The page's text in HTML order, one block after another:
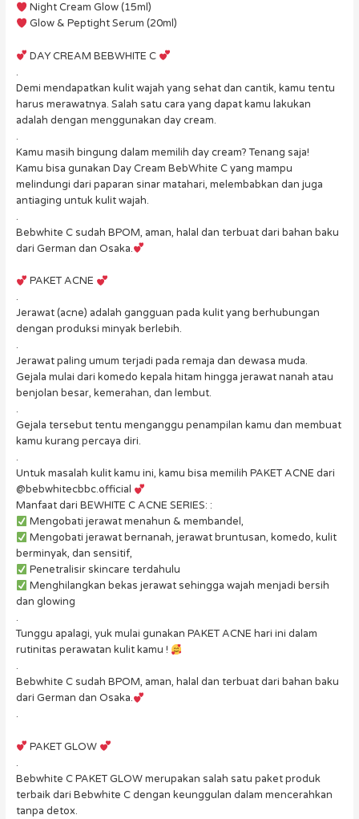
Night Cream Glow (15ml)
Glow & Peptight Serum (20ml)
DAY CREAM BEBWHITE C
.
Demi mendapatkan kulit wajah yang sehat dan cantik, kamu tentu
harus merawatnya. Salah satu cara yang dapat kamu lakukan
adalah dengan menggunakan day cream.
.
Kamu masih bingung dalam memilih day cream? Tenang saja!
Kamu bisa gunakan Day Cream BebWhite C yang mampu
melindungi dari paparan sinar matahari, melembabkan dan juga
antiaging untuk kulit wajah.
.
Bebwhite C sudah BPOM, aman, halal dan terbuat dari bahan baku
dari German dan Osaka.
PAKET ACNE
.
Jerawat (acne) adalah gangguan pada kulit yang berhubungan
dengan produksi minyak berlebih.
.
Jerawat paling umum terjadi pada remaja dan dewasa muda.
Gejala mulai dari komedo kepala hitam hingga jerawat nanah atau
benjolan besar, kemerahan, dan lembut.
.
Gejala tersebut tentu menganggu penampilan kamu dan membuat
kamu kurang percaya diri.
.
Untuk masalah kulit kamu ini, kamu bisa memilih PAKET ACNE dari
@bebwhitecbbc.official
Manfaat dari BEWHITE C ACNE SERIES: :
Mengobati jerawat menahun & membandel,
Mengobati jerawat bernanah, jerawat bruntusan, komedo, kulit
berminyak, dan sensitif,
Penetralisir skincare terdahulu
Menghilangkan bekas jerawat sehingga wajah menjadi bersih
dan glowing
.
Tunggu apalagi, yuk mulai gunakan PAKET ACNE hari ini dalam
rutinitas perawatan kulit kamu !
.
Bebwhite C sudah BPOM, aman, halal dan terbuat dari bahan baku
dari German dan Osaka.
.
PAKET GLOW
.
Bebwhite C PAKET GLOW merupakan salah satu paket produk
terbaik dari Bebwhite C dengan keunggulan dalam mencerahkan
tanpa detox.